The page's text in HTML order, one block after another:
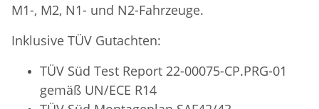
M1-, M2, N1- und N2-Fahrzeuge.
Inklusive TÜV Gutachten:
TÜV Süd Test Report 22-00075-CP.PRG-01
gemäß UN/ECE R14